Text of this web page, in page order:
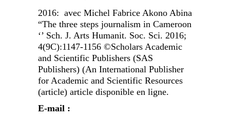
2016: avec Michel Fabrice Akono Abina
“The three steps journalism in Cameroon
‘’ Sch. J. Arts Humanit. Soc. Sci. 2016;
4(9C):1147-1156 ©Scholars Academic
and Scientific Publishers (SAS
Publishers) (An International Publisher
for Academic and Scientific Resources
(article) article disponible en ligne.
E-mail :